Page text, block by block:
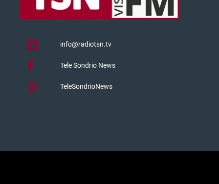
info@radiotsn.tv
Tele Sondrio News
TeleSondrioNews